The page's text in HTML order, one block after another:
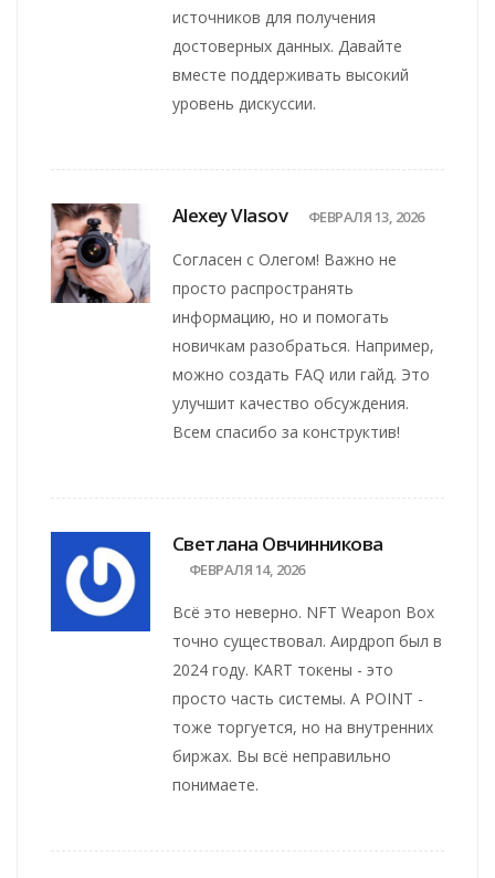
источников для получения
достоверных данных. Давайте
вместе поддерживать высокий
уровень дискуссии.
Alexey Vlasov ФЕВРАЛЯ 13, 2026
Согласен с Олегом! Важно не
просто распространять
информацию, но и помогать
новичкам разобраться. Например,
можно создать FAQ или гайд. Это
улучшит качество обсуждения.
Всем спасибо за конструктив!
Светлана Овчинникова
ФЕВРАЛЯ 14, 2026
Всё это неверно. NFT Weapon Box
точно существовал. Аирдроп был в
2024 году. KART токены - это
просто часть системы. А POINT -
тоже торгуется, но на внутренних
биржах. Вы всё неправильно
понимаете.